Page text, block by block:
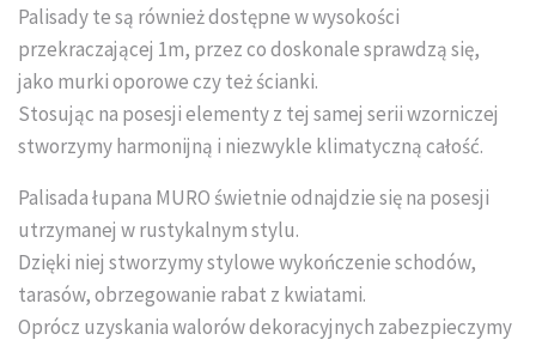
USŁUGI BRUKARSKIE
Układanie kostki brukowej
Palisady te są również dostępne w wysokości
przekraczającej 1m, przez co doskonale sprawdzą się,
jako murki oporowe czy też ścianki.
Stosując na posesji elementy z tej samej serii wzorniczej
stworzymy harmonijną i niezwykle klimatyczną całość.
Palisada łupana MURO świetnie odnajdzie się na posesji
utrzymanej w rustykalnym stylu.
Dzięki niej stworzymy stylowe wykończenie schodów,
tarasów, obrzegowanie rabat z kwiatami.
Oprócz uzyskania walorów dekoracyjnych zabezpieczymy